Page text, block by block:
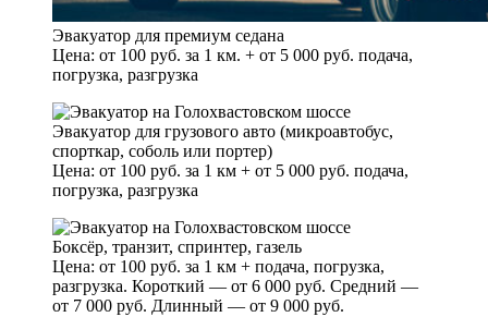
Эвакуатор для премиум седана
Цена: от 100 руб. за 1 км. + от 5 000 руб. подача,
погрузка, разгрузка
Эвакуатор для грузового авто (микроавтобус,
спорткар, соболь или портер)
Цена: от 100 руб. за 1 км + от 5 000 руб. подача,
погрузка, разгрузка
Боксёр, транзит, спринтер, газель
Цена: от 100 руб. за 1 км + подача, погрузка,
разгрузка. Короткий — от 6 000 руб. Средний —
от 7 000 руб. Длинный — от 9 000 руб.